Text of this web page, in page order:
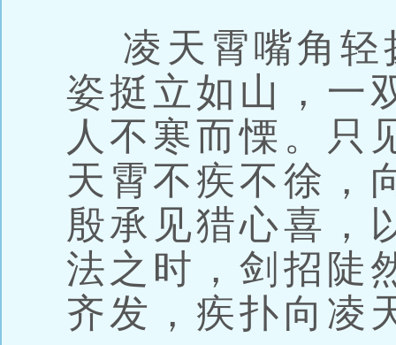
凌天霄嘴角轻
姿挺立如山，一
人不寒而慄。只
天霄不疾不徐，
殷承见猎心喜，
法之时，剑招陡
齐发，疾扑向凌